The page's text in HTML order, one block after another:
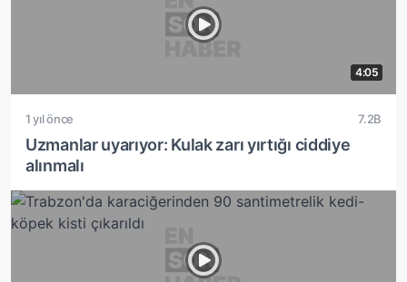
4:05
1 yıl önce 7.2B
Uzmanlar uyarıyor: Kulak zarı yırtığı ciddiye
alınmalı